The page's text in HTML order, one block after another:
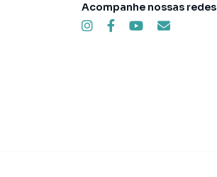
Acompanhe nossas redes